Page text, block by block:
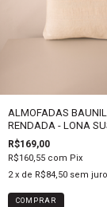
ALMOFADAS
RENDADA - LONA
- MEDIDAS VARIADAS
R$169,00
R$160,55 com Pix
2 x de R$84,50 sem
COMPRAR